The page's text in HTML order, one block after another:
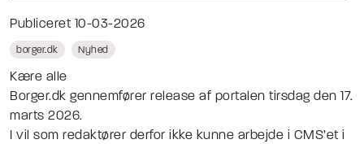
Publiceret 10-03-2026
borger.dk Nyhed
Kære alle
Borger.dk gennemfører release af portalen tirsdag den 17.
marts 2026.
I vil som redaktører derfor ikke kunne arbejde i CMS’et i